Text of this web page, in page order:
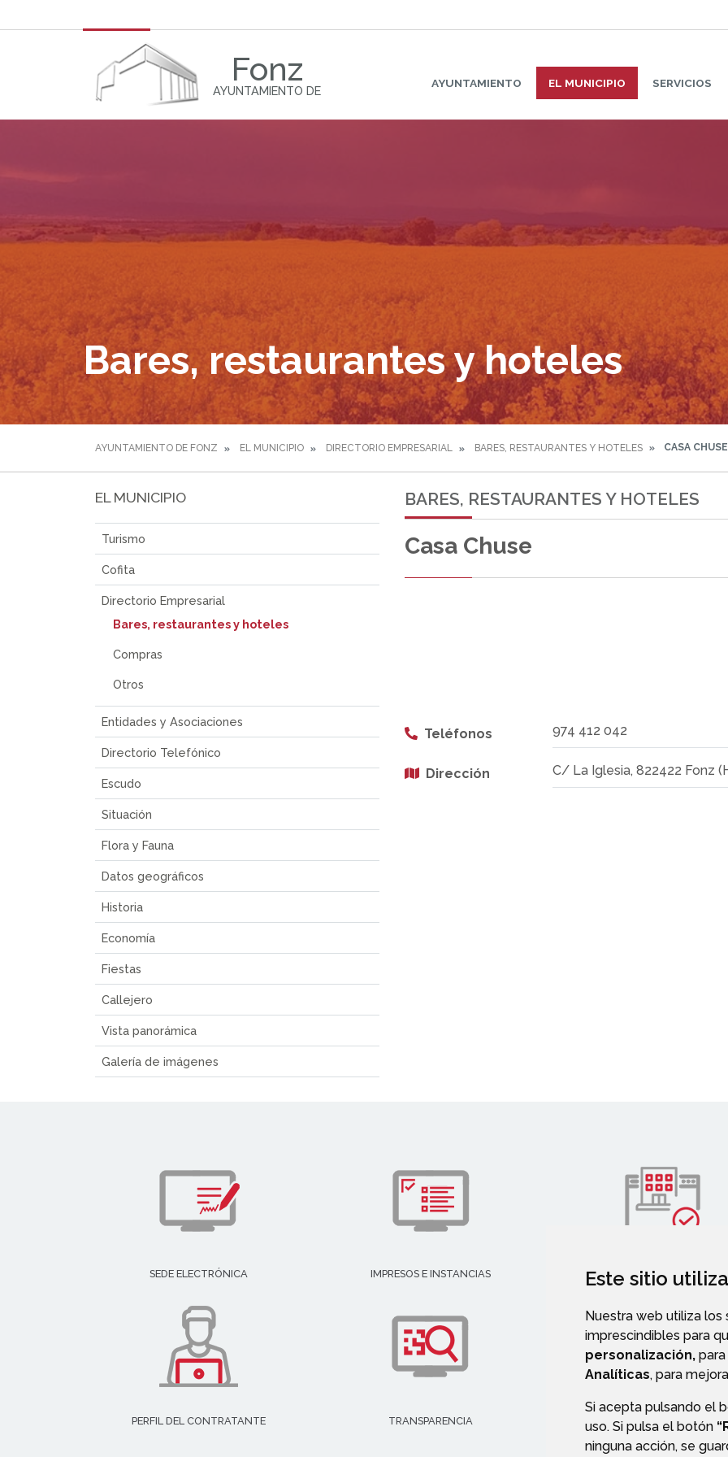
Este sitio
Nuestra web utiliza los
imprescindibles para
personalización,
Analíticas, para
Si acepta pulsando el
uso. Si pulsa el botón
ninguna acción, se
Fonz
AYUNTAMIENTO DE
AYUNTAMIENTO EL MUNICIPIO SERVICIOS
Bares, restaurantes y hoteles
AYUNTAMIENTO DE FONZ EL MUNICIPIO DIRECTORIO EMPRESARIAL BARES, RESTAURANTES Y HOTELES CASA CHUSE
EL MUNICIPIO
Turismo
Cofita
Directorio Empresarial
Bares, restaurantes y hoteles
Compras
Otros
Entidades y Asociaciones
Directorio Telefónico
Escudo
Situación
Flora y Fauna
Datos geográficos
Historia
Economía
Fiestas
Callejero
Vista panorámica
Galería de imágenes
BARES, RESTAURANTES Y HOTELES
Casa Chuse
Teléfonos 974 412 042
Dirección C/ La Iglesia, 822422 Fonz
SEDE ELECTRÓNICA IMPRESOS E INSTANCIAS
DIRECTORIO EMPRESARIAL
PERFIL DEL CONTRATANTE TRANSPARENCIA VALIDACIÓN DE